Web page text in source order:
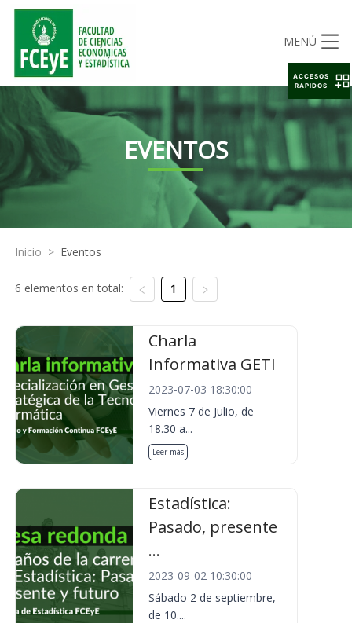
MENÚ
EVENTOS
Inicio > Eventos
6 elementos en total: 1
Charla
Informativa GETI
2023-07-03 18:30:00
Viernes 7 de Julio, de
18.30 a...
Leer más
Estadística:
Pasado, presente
...
2023-09-02 10:30:00
Sábado 2 de septiembre,
de 10....
ACCESOS
RAPIDOS